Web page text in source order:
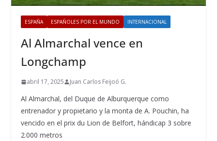
ESPAÑA ESPAÑOLES POR EL MUNDO INTERNACIONAL
Al Almarchal vence en
Longchamp
abril 17, 2025 Juan Carlos Feijoó G.
Al Almarchal, del Duque de Alburquerque como
entrenador y propietario y la monta de A. Pouchin, ha
vencido en el prix du Lion de Belfort, hándicap 3 sobre
2.000 metros